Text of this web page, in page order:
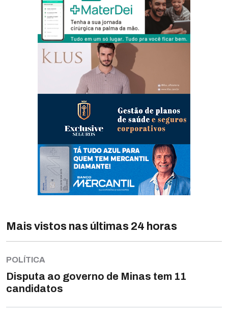
Mais vistos nas últimas 24 horas
POLÍTICA
Disputa ao governo de Minas tem 11
candidatos